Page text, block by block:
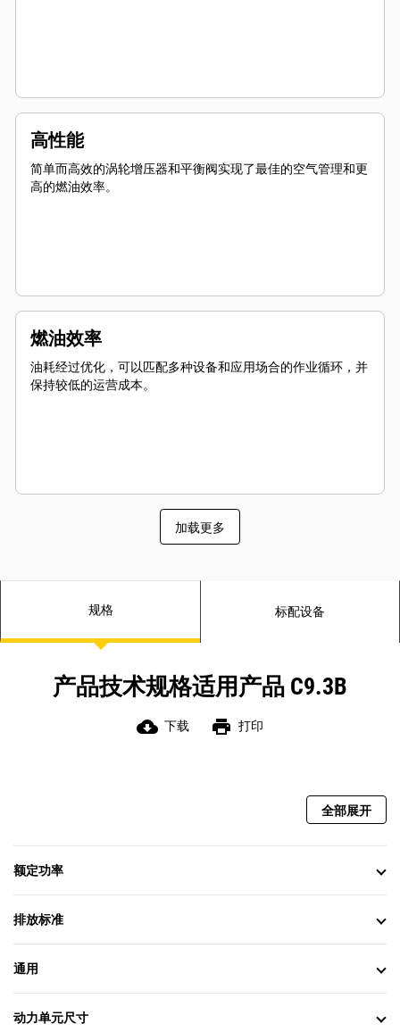
高性能
简单而高效的涡轮增压器和平衡阀实现了最佳的空气管理和更
高的燃油效率。
燃油效率
油耗经过优化，可以匹配多种设备和应用场合的作业循环，并
保持较低的运营成本。
加载更多
规格 标配设备
产品技术规格适用产品 C9.3B
cloud_download 下载 print 打印
全部展开
额定功率
排放标准
通用
动力单元尺寸